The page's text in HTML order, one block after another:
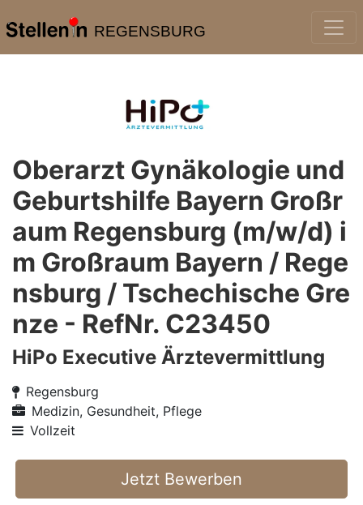
REGENSBURG
Oberarzt Gynäkologie und
Geburtshilfe Bayern Großr
aum Regensburg (m/w/d) i
m Großraum Bayern / Rege
nsburg / Tschechische Gre
nze - RefNr. C23450
HiPo Executive Ärztevermittlung
Regensburg
Medizin, Gesundheit, Pflege
Vollzeit
Jetzt Bewerben